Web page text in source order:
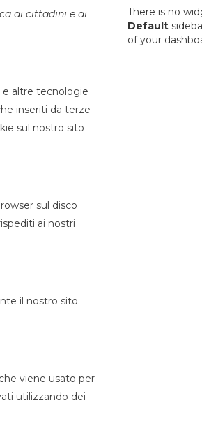
ai cittadini e ai
e altre tecnologie
inseriti da terze
sul nostro sito
sul disco
ai nostri
il nostro sito.
viene usato per
utilizzando dei
There is no
Default
of your